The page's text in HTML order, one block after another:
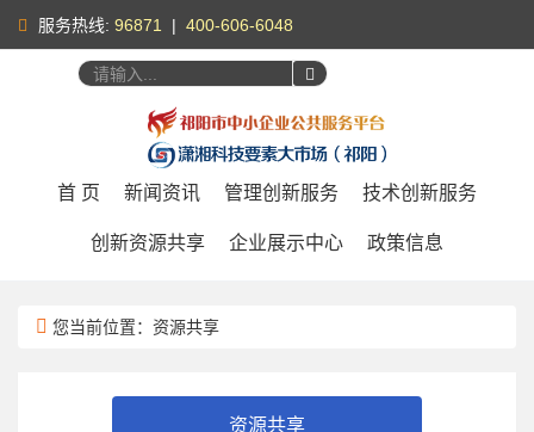
服务热线: 96871 | 400-606-6048
首 页 新闻资讯 管理创新服务 技术创新服务
创新资源共享 企业展示中心 政策信息
您当前位置：资源共享
资源共享